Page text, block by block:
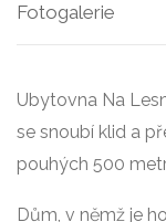
Fotogalerie
Ubytovna Na
se snoubí klid a
pouhých 500
Dům, v němž je